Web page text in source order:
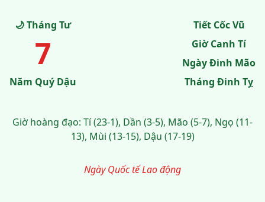
🌙 Tháng Tư
7
Năm Quý Dậu
Tiết Cốc Vũ
Giờ Canh Tí
Ngày Đinh Mão
Tháng Đinh Tỵ
Giờ hoàng đạo: Tí (23-1), Dần (3-5), Mão (5-7), Ngọ (11-
13), Mùi (13-15), Dậu (17-19)
Ngày Quốc tế Lao động